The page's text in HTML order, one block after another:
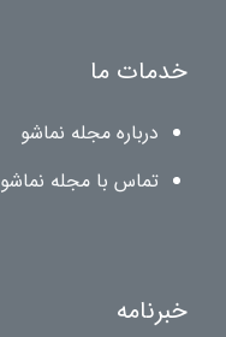
خدمات ما
درباره مجله نماشو
تماس با مجله نماشو
خبرنامه